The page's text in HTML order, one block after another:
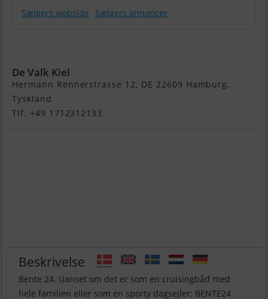
Sælgers webside Sælgers annoncer
De Valk Kiel
Hermann Rennerstrasse 12, DE 22609 Hamburg,
Tyskland
Tlf. +49 1712312133
Beskrivelse
Bente 24. Uanset om det er som en cruisingbåd med
hele familien eller som en sporty dagsejler: BENTE24